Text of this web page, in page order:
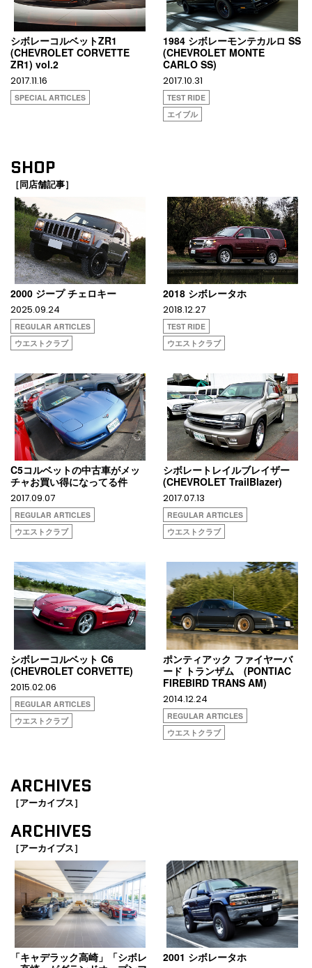
シボレーコルベットZR1
(CHEVROLET CORVETTE
ZR1) vol.2
2017.11.16
SPECIAL ARTICLES
1984 シボレーモンテカルロ SS
(CHEVROLET MONTE
CARLO SS)
2017.10.31
TEST RIDE
エイブル
SHOP
［同店舗記事］
2000 ジープ チェロキー
2025.09.24
REGULAR ARTICLES
ウエストクラブ
2018 シボレータホ
2018.12.27
TEST RIDE
ウエストクラブ
C5コルベットの中古車がメッ
チャお買い得になってる件
2017.09.07
REGULAR ARTICLES
ウエストクラブ
シボレートレイルブレイザー
(CHEVROLET TrailBlazer)
2017.07.13
REGULAR ARTICLES
ウエストクラブ
シボレーコルベット C6
(CHEVROLET CORVETTE)
2015.02.06
REGULAR ARTICLES
ウエストクラブ
ポンティアック ファイヤーバ
ード トランザム (PONTIAC
FIREBIRD TRANS AM)
2014.12.24
REGULAR ARTICLES
ウエストクラブ
ARCHIVES
［アーカイブス］
ARCHIVES
［アーカイブス］
「キャデラック高崎」「シボレ
2001 シボレータホ